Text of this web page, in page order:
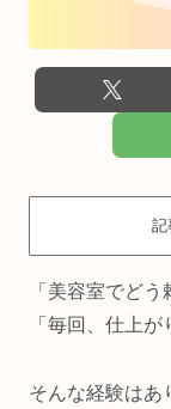
記
「美容室でど
「毎回、仕上
そんな経験はあ